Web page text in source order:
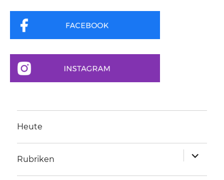
Heute
Rubriken
anzeigen